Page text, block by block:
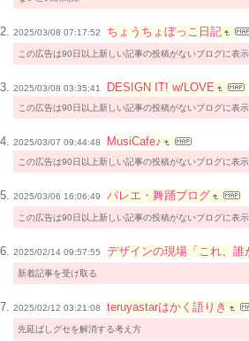
2025/03/08 07:17:52 ちょうちょぼっこ日記
この広告は90日以上新しい記事の投稿がないブログに表示
2025/03/08 03:35:41 DESIGN IT! w/LOVE
この広告は90日以上新しい記事の投稿がないブログに表示
2025/03/07 09:44:48 MusiCafe♪
この広告は90日以上新しい記事の投稿がないブログに表示
2025/03/06 16:06:49 バレエ・舞踊ブログ
この広告は90日以上新しい記事の投稿がないブログに表示
2025/02/14 09:57:55 デザインの現場「これ、誰
新着記事を受け取る
2025/02/12 03:21:08 teruyastarはかく語りき
先延ばしグセを解消する考え方